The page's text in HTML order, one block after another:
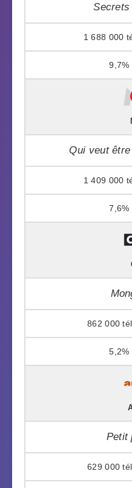
Secrets
1 688 000
9,7%
Qui veut
1 409 000
7,6%
862 000
5,2%
Petit
629 000